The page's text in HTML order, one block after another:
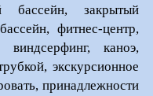
бассейн, закрытый
фитнес-центр,
виндсерфинг, каноэ,
экскурсионное
принадлежности